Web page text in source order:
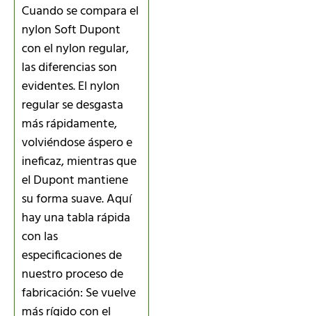
Cuando se compara el
nylon Soft Dupont
con el nylon regular,
las diferencias son
evidentes. El nylon
regular se desgasta
más rápidamente,
volviéndose áspero e
ineficaz, mientras que
el Dupont mantiene
su forma suave. Aquí
hay una tabla rápida
con las
especificaciones de
nuestro proceso de
fabricación: Se vuelve